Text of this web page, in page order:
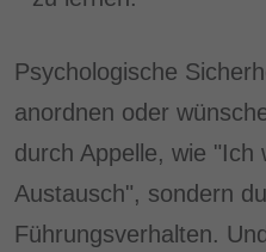
Psychologische
anordnen oder
durch Appelle, wie "Ich
Austausch", sondern
Führungsverhalten.